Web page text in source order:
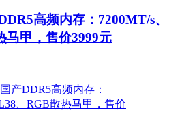
高频内存：7200MT/s、
马甲，售价3999元